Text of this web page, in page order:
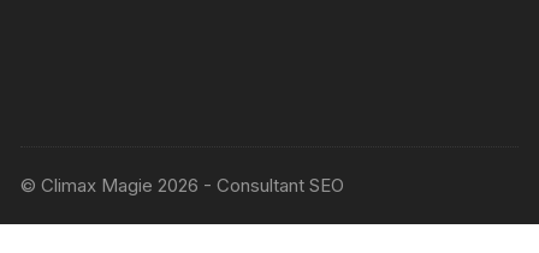
© Climax Magie 2026 - Consultant SEO